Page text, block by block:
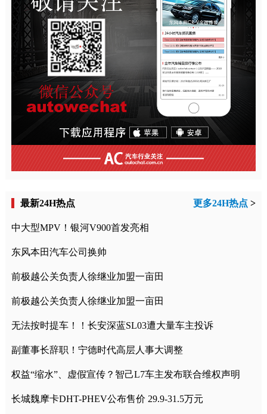
最新24H热点 更多24H热点 >
中大型MPV！银河V900首发亮相
东风本田汽车公司换帅
前极越公关负责人徐继业加盟一亩田
前极越公关负责人徐继业加盟一亩田
无法按时提车！！长安深蓝SL03遭大量车主投诉
副董事长辞职！宁德时代高层人事大调整
权益“缩水”、虚假宣传？智己L7车主发布联合维权声明
长城魏摩卡DHT-PHEV公布售价 29.9-31.5万元